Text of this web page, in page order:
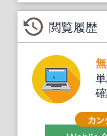
閲覧履歴